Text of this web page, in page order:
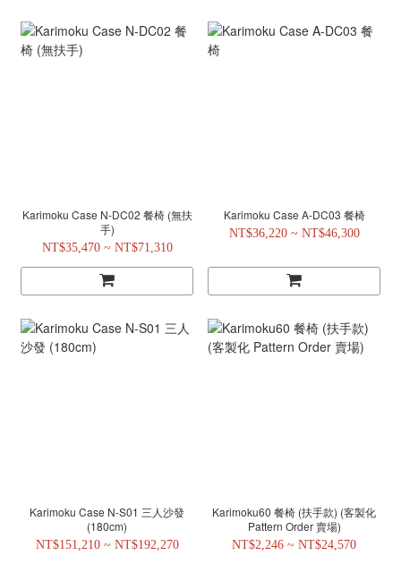
Karimoku Case N-DC02 餐椅 (無扶
手)
NT$35,470 ~ NT$71,310
Karimoku Case A-DC03 餐椅
NT$36,220 ~ NT$46,300
Karimoku Case N-S01 三人沙發
(180cm)
NT$151,210 ~ NT$192,270
Karimoku60 餐椅 (扶手款) (客製化
Pattern Order 賣場)
NT$2,246 ~ NT$24,570